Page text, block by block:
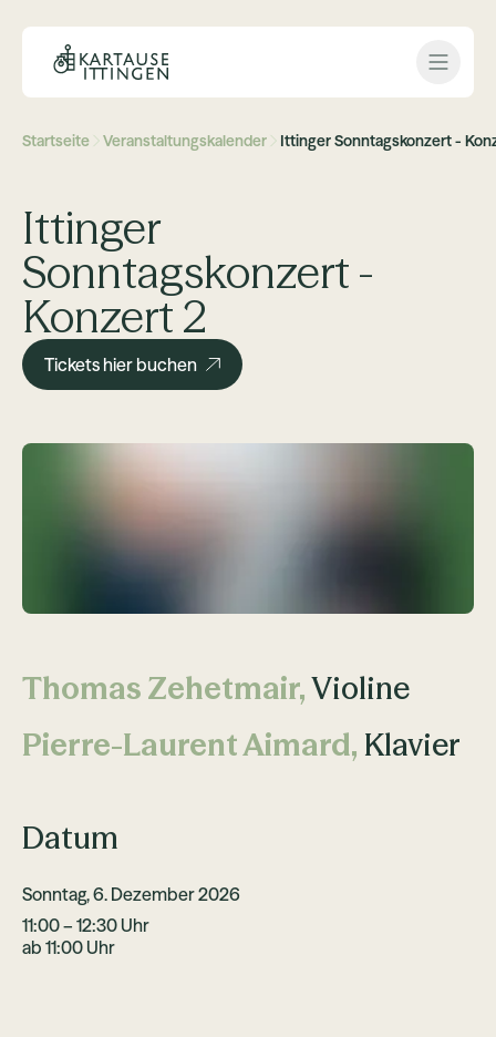
Open
Startseite Veranstaltungskalender Ittinger Sonntagskonzert -
Ittinger
Sonntagskonzert -
Konzert 2
Tickets hier buchen
Thomas Zehetmair,Violine
Pierre-Laurent Aimard, Klavier
Datum
Sonntag, 6. Dezember 2026
11:00 – 12:30 Uhr
ab 11:00 Uhr